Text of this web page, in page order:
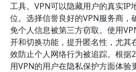
工具。VPN可以隐藏用户的真实IP
位。选择信誉良好的VPN服务商，
免个人信息被第三方窃取。使用
开和切换功能，提升匿名性，尤其
效防止个人网络行为被追踪。根据
用VPN的用户在隐私保护方面体验